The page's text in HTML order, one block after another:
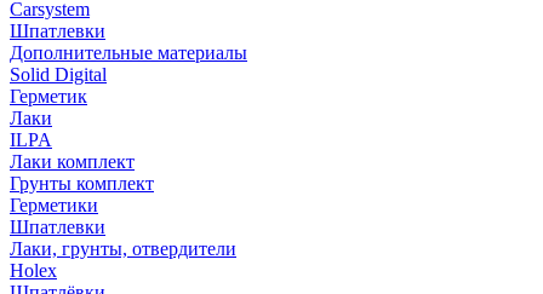
Carsystem
Шпатлевки
Дополнительные материалы
Solid Digital
Герметик
Лаки
ILPA
Лаки комплект
Грунты комплект
Герметики
Шпатлевки
Лаки, грунты, отвердители
Holex